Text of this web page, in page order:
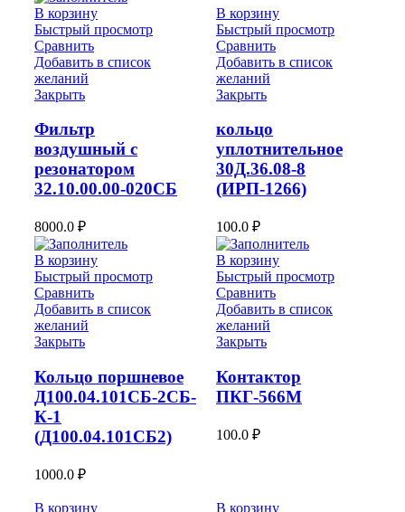
В корзину
Быстрый просмотр
Сравнить
Добавить в список
желаний
Закрыть
Фильтр
воздушный с
резонатором
32.10.00.00-020СБ
8000.0 ₽
В корзину
Быстрый просмотр
Сравнить
Добавить в список
желаний
Закрыть
кольцо
уплотнительное
30Д.36.08-8
(ИРП-1266)
100.0 ₽
В корзину
Быстрый просмотр
Сравнить
Добавить в список
желаний
Закрыть
Кольцо поршневое
Д100.04.101СБ-2СБ-
К-1
(Д100.04.101СБ2)
1000.0 ₽
В корзину
Быстрый просмотр
Сравнить
Добавить в список
желаний
Закрыть
Контактор
ПКГ-566М
100.0 ₽
В корзину В корзину